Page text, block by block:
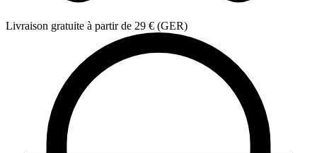
Livraison gratuite à partir de 29 € (GER)